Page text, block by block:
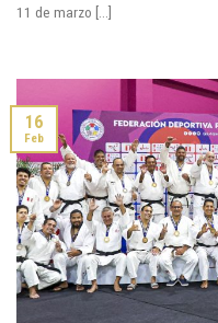
11 de marzo [...]
16
Feb